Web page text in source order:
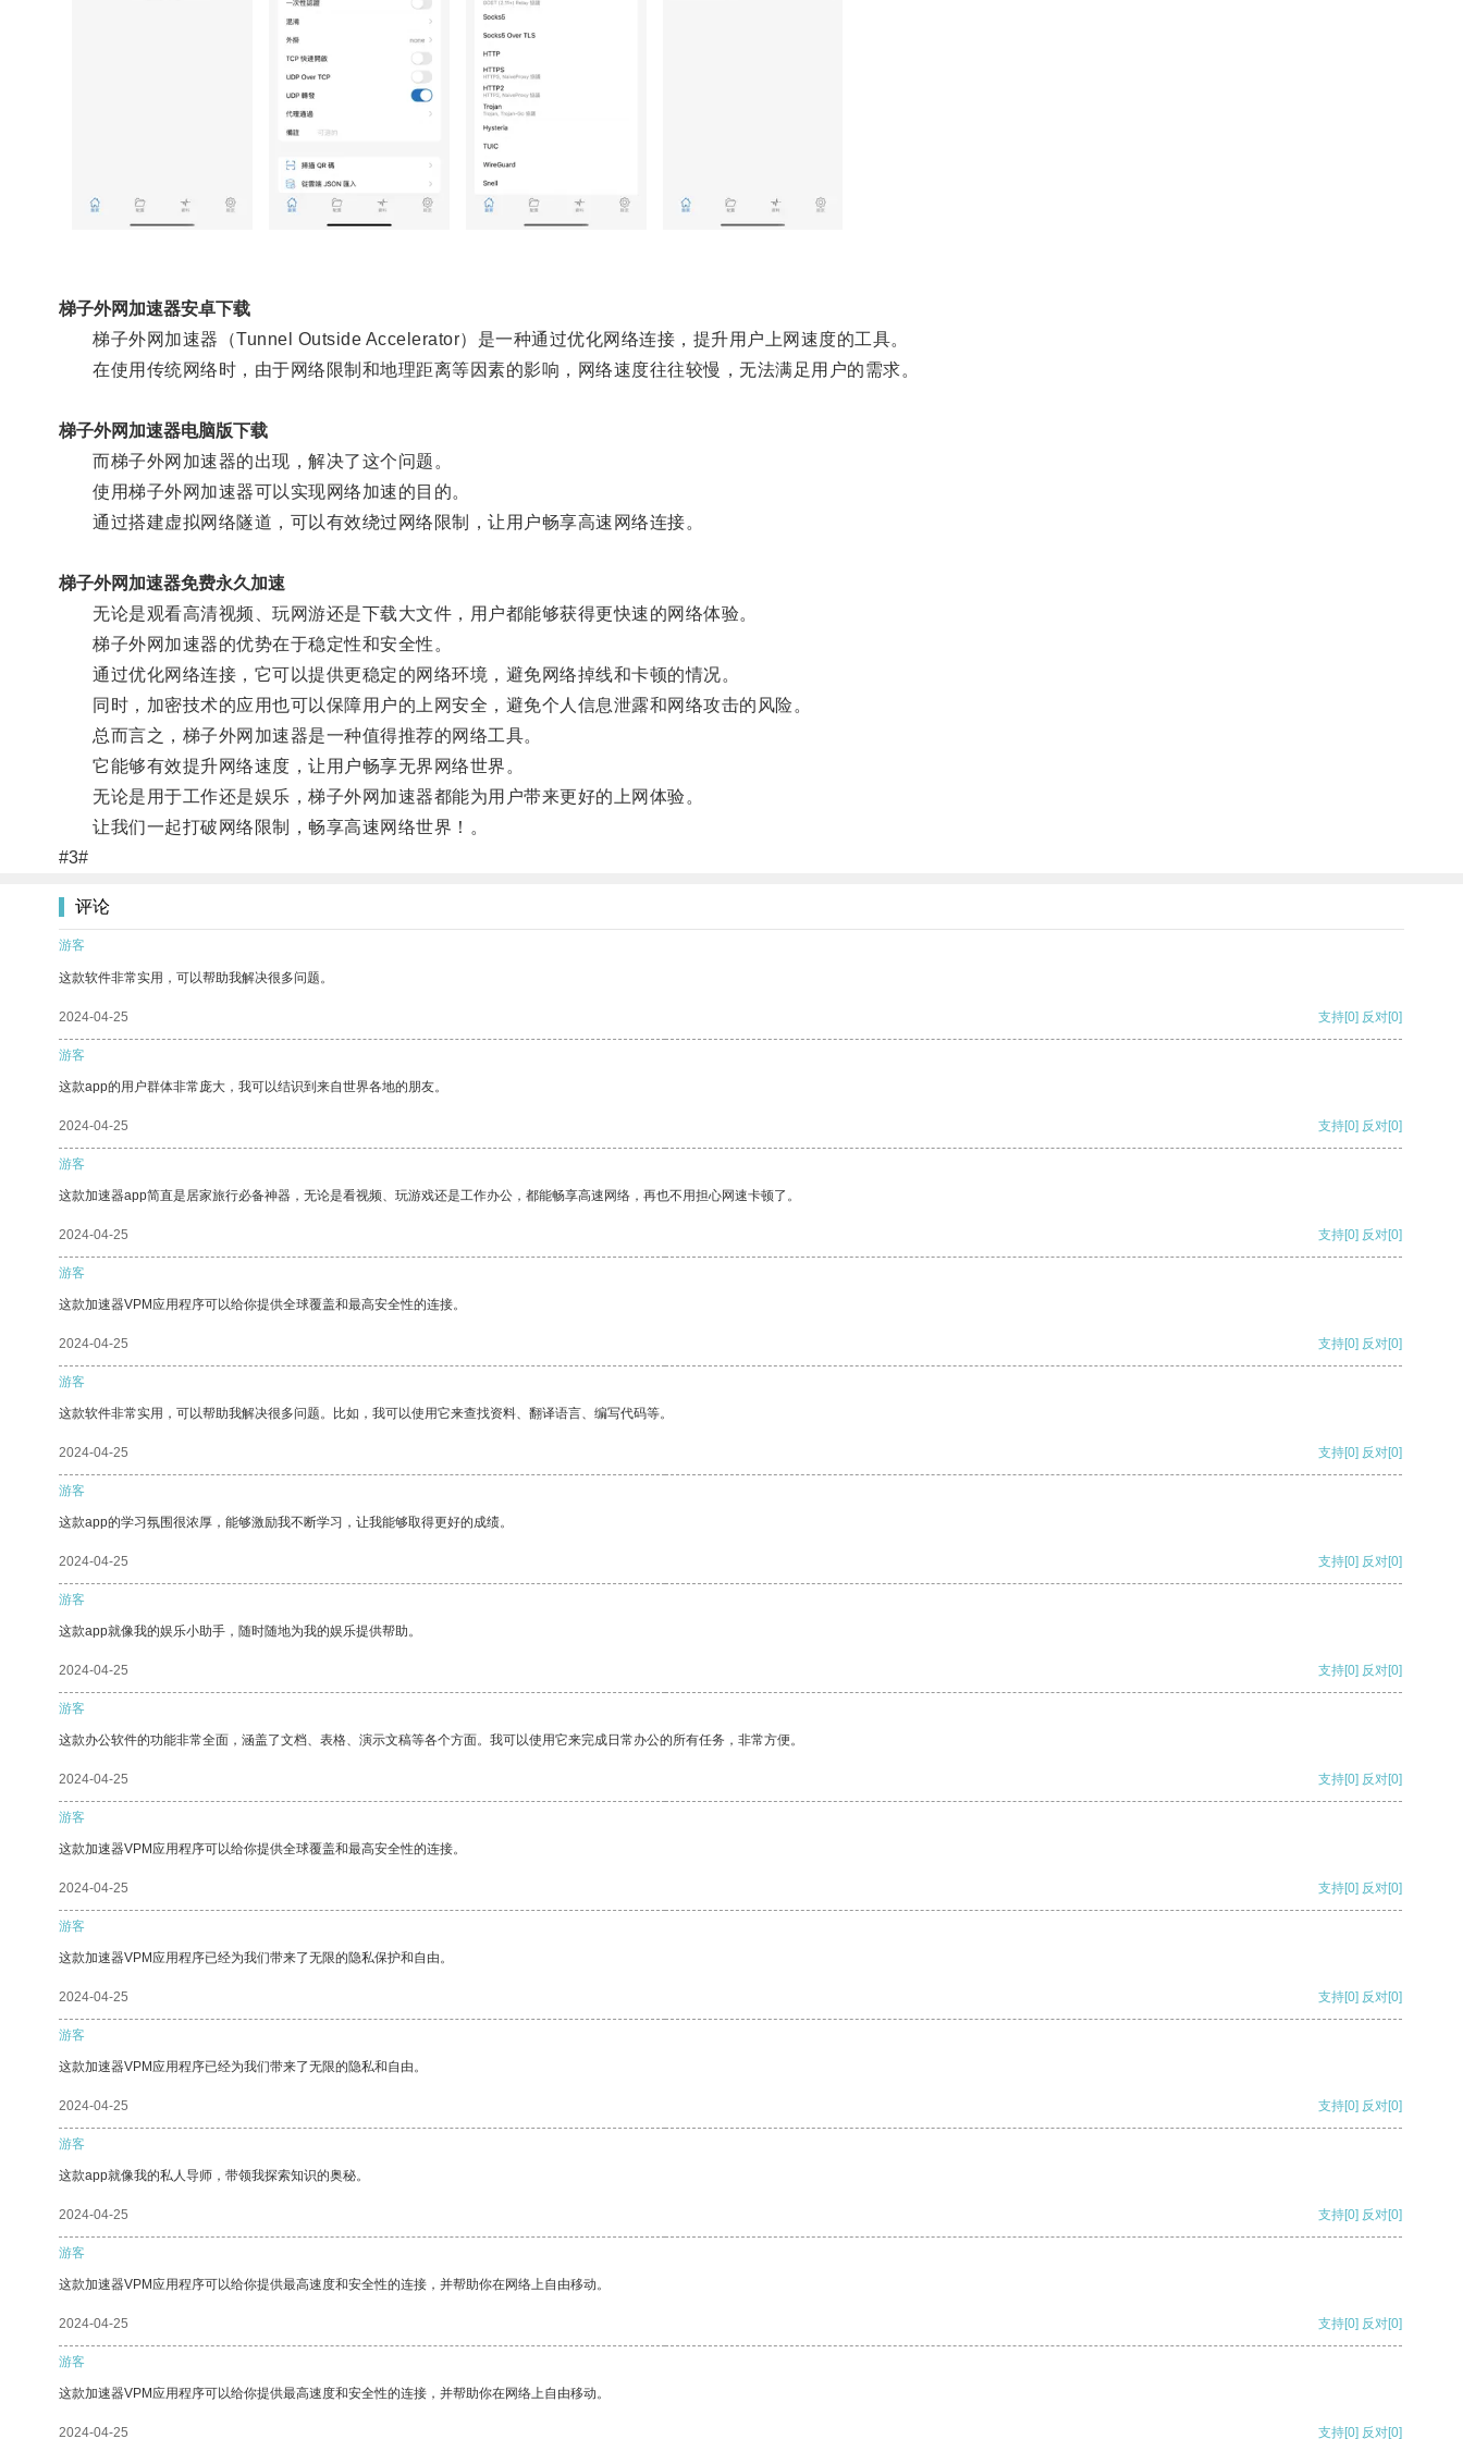
梯子外网加速器安卓下载
梯子外网加速器（Tunnel Outside Accelerator）是一种通过优化网络连接，提升用户上网速度的工具。
在使用传统网络时，由于网络限制和地理距离等因素的影响，网络速度往往较慢，无法满足用户的需求。
梯子外网加速器电脑版下载
而梯子外网加速器的出现，解决了这个问题。
使用梯子外网加速器可以实现网络加速的目的。
通过搭建虚拟网络隧道，可以有效绕过网络限制，让用户畅享高速网络连接。
梯子外网加速器免费永久加速
无论是观看高清视频、玩网游还是下载大文件，用户都能够获得更快速的网络体验。
梯子外网加速器的优势在于稳定性和安全性。
通过优化网络连接，它可以提供更稳定的网络环境，避免网络掉线和卡顿的情况。
同时，加密技术的应用也可以保障用户的上网安全，避免个人信息泄露和网络攻击的风险。
总而言之，梯子外网加速器是一种值得推荐的网络工具。
它能够有效提升网络速度，让用户畅享无界网络世界。
无论是用于工作还是娱乐，梯子外网加速器都能为用户带来更好的上网体验。
让我们一起打破网络限制，畅享高速网络世界！。
#3#
评论
游客
这款软件非常实用，可以帮助我解决很多问题。
2024-04-25 支持[0] 反对[0]
游客
这款app的用户群体非常庞大，我可以结识到来自世界各地的朋友。
2024-04-25 支持[0] 反对[0]
游客
这款加速器app简直是居家旅行必备神器，无论是看视频、玩游戏还是工作办公，都能畅享高速网络，再也不用担心网速卡顿了。
2024-04-25 支持[0] 反对[0]
游客
这款加速器VPM应用程序可以给你提供全球覆盖和最高安全性的连接。
2024-04-25 支持[0] 反对[0]
游客
这款软件非常实用，可以帮助我解决很多问题。比如，我可以使用它来查找资料、翻译语言、编写代码等。
2024-04-25 支持[0] 反对[0]
游客
这款app的学习氛围很浓厚，能够激励我不断学习，让我能够取得更好的成绩。
2024-04-25 支持[0] 反对[0]
游客
这款app就像我的娱乐小助手，随时随地为我的娱乐提供帮助。
2024-04-25 支持[0] 反对[0]
游客
这款办公软件的功能非常全面，涵盖了文档、表格、演示文稿等各个方面。我可以使用它来完成日常办公的所有任务，非常方便。
2024-04-25 支持[0] 反对[0]
游客
这款加速器VPM应用程序可以给你提供全球覆盖和最高安全性的连接。
2024-04-25 支持[0] 反对[0]
游客
这款加速器VPM应用程序已经为我们带来了无限的隐私保护和自由。
2024-04-25 支持[0] 反对[0]
游客
这款加速器VPM应用程序已经为我们带来了无限的隐私和自由。
2024-04-25 支持[0] 反对[0]
游客
这款app就像我的私人导师，带领我探索知识的奥秘。
2024-04-25 支持[0] 反对[0]
游客
这款加速器VPM应用程序可以给你提供最高速度和安全性的连接，并帮助你在网络上自由移动。
2024-04-25 支持[0] 反对[0]
游客
这款加速器VPM应用程序可以给你提供最高速度和安全性的连接，并帮助你在网络上自由移动。
2024-04-25 支持[0] 反对[0]